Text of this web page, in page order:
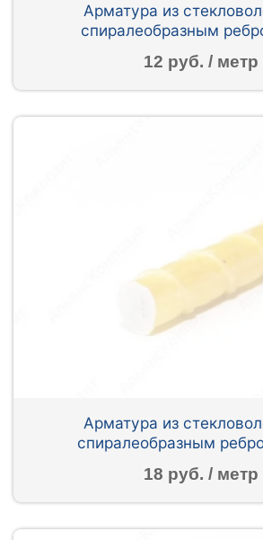
Арматура из
спиралеобразным
12 руб. / метр
Арматура из
спиралеобразным
18 руб. / метр